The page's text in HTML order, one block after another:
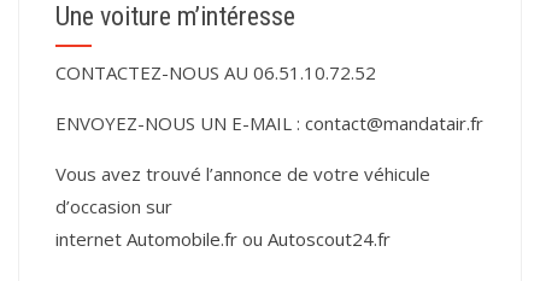
Une voiture m’intéresse
CONTACTEZ-NOUS AU 06.51.10.72.52
ENVOYEZ-NOUS UN E-MAIL : contact@mandatair.fr
Vous avez trouvé l’annonce de votre véhicule
d’occasion sur
internet Automobile.fr ou Autoscout24.fr